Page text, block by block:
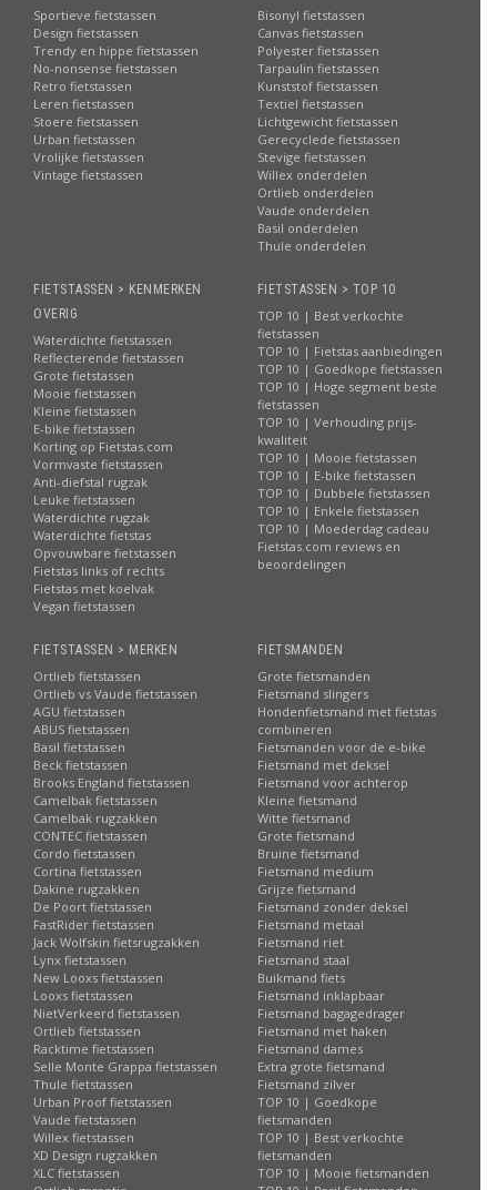
Sportieve fietstassen
Design fietstassen
Trendy en hippe fietstassen
No-nonsense fietstassen
Retro fietstassen
Leren fietstassen
Stoere fietstassen
Urban fietstassen
Vrolijke fietstassen
Vintage fietstassen
Bisonyl fietstassen
Canvas fietstassen
Polyester fietstassen
Tarpaulin fietstassen
Kunststof fietstassen
Textiel fietstassen
Lichtgewicht fietstassen
Gerecyclede fietstassen
Stevige fietstassen
Willex onderdelen
Ortlieb onderdelen
Vaude onderdelen
Basil onderdelen
Thule onderdelen
FIETSTASSEN > KENMERKEN
OVERIG
Waterdichte fietstassen
Reflecterende fietstassen
Grote fietstassen
Mooie fietstassen
Kleine fietstassen
E-bike fietstassen
Korting op Fietstas.com
Vormvaste fietstassen
Anti-diefstal rugzak
Leuke fietstassen
Waterdichte rugzak
Waterdichte fietstas
Opvouwbare fietstassen
Fietstas links of rechts
Fietstas met koelvak
Vegan fietstassen
FIETSTASSEN > TOP 10
TOP 10 | Best verkochte
fietstassen
TOP 10 | Fietstas aanbiedingen
TOP 10 | Goedkope fietstassen
TOP 10 | Hoge segment beste
fietstassen
TOP 10 | Verhouding prijs-
kwaliteit
TOP 10 | Mooie fietstassen
TOP 10 | E-bike fietstassen
TOP 10 | Dubbele fietstassen
TOP 10 | Enkele fietstassen
TOP 10 | Moederdag cadeau
Fietstas.com reviews en
beoordelingen
FIETSTASSEN > MERKEN
Ortlieb fietstassen
Ortlieb vs Vaude fietstassen
AGU fietstassen
ABUS fietstassen
Basil fietstassen
Beck fietstassen
Brooks England fietstassen
Camelbak fietstassen
Camelbak rugzakken
CONTEC fietstassen
Cordo fietstassen
Cortina fietstassen
Dakine rugzakken
De Poort fietstassen
FastRider fietstassen
Jack Wolfskin fietsrugzakken
Lynx fietstassen
New Looxs fietstassen
Looxs fietstassen
NietVerkeerd fietstassen
Ortlieb fietstassen
Racktime fietstassen
Selle Monte Grappa fietstassen
Thule fietstassen
Urban Proof fietstassen
Vaude fietstassen
Willex fietstassen
XD Design rugzakken
XLC fietstassen
FIETSMANDEN
Grote fietsmanden
Fietsmand slingers
Hondenfietsmand met fietstas
combineren
Fietsmanden voor de e-bike
Fietsmand met deksel
Fietsmand voor achterop
Kleine fietsmand
Witte fietsmand
Grote fietsmand
Bruine fietsmand
Fietsmand medium
Grijze fietsmand
Fietsmand zonder deksel
Fietsmand metaal
Fietsmand riet
Fietsmand staal
Buikmand fiets
Fietsmand inklapbaar
Fietsmand bagagedrager
Fietsmand met haken
Fietsmand dames
Extra grote fietsmand
Fietsmand zilver
TOP 10 | Goedkope
fietsmanden
TOP 10 | Best verkochte
fietsmanden
TOP 10 | Mooie fietsmanden